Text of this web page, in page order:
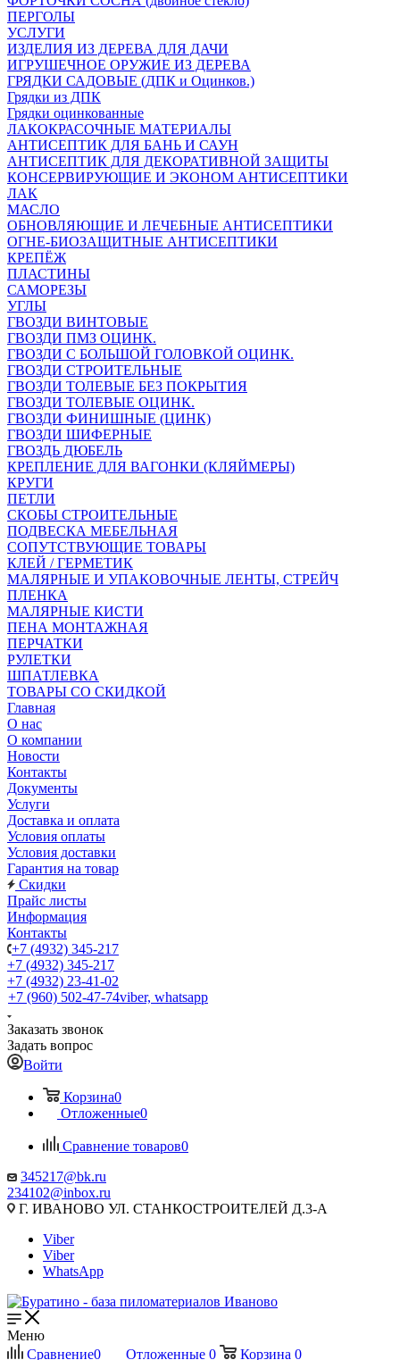
ПЕРГОЛЫ
УСЛУГИ
ИЗДЕЛИЯ ИЗ ДЕРЕВА ДЛЯ ДАЧИ
ИГРУШЕЧНОЕ ОРУЖИЕ ИЗ ДЕРЕВА
ГРЯДКИ САДОВЫЕ (ДПК и Оцинков.)
Грядки из ДПК
Грядки оцинкованные
ЛАКОКРАСОЧНЫЕ МАТЕРИАЛЫ
АНТИСЕПТИК ДЛЯ БАНЬ И САУН
АНТИСЕПТИК ДЛЯ ДЕКОРАТИВНОЙ ЗАЩИТЫ
КОНСЕРВИРУЮЩИЕ И ЭКОНОМ АНТИСЕПТИКИ
ЛАК
МАСЛО
ОБНОВЛЯЮЩИЕ И ЛЕЧЕБНЫЕ АНТИСЕПТИКИ
ОГНЕ-БИОЗАЩИТНЫЕ АНТИСЕПТИКИ
КРЕПЁЖ
ПЛАСТИНЫ
САМОРЕЗЫ
УГЛЫ
ГВОЗДИ ВИНТОВЫЕ
ГВОЗДИ ПМЗ ОЦИНК.
ГВОЗДИ С БОЛЬШОЙ ГОЛОВКОЙ ОЦИНК.
ГВОЗДИ СТРОИТЕЛЬНЫЕ
ГВОЗДИ ТОЛЕВЫЕ БЕЗ ПОКРЫТИЯ
ГВОЗДИ ТОЛЕВЫЕ ОЦИНК.
ГВОЗДИ ФИНИШНЫЕ (ЦИНК)
ГВОЗДИ ШИФЕРНЫЕ
ГВОЗДЬ ДЮБЕЛЬ
КРЕПЛЕНИЕ ДЛЯ ВАГОНКИ (КЛЯЙМЕРЫ)
КРУГИ
ПЕТЛИ
СКОБЫ СТРОИТЕЛЬНЫЕ
ПОДВЕСКА МЕБЕЛЬНАЯ
СОПУТСТВУЮЩИЕ ТОВАРЫ
КЛЕЙ / ГЕРМЕТИК
МАЛЯРНЫЕ И УПАКОВОЧНЫЕ ЛЕНТЫ, СТРЕЙЧ
ПЛЕНКА
МАЛЯРНЫЕ КИСТИ
ПЕНА МОНТАЖНАЯ
ПЕРЧАТКИ
РУЛЕТКИ
ШПАТЛЕВКА
ТОВАРЫ СО СКИДКОЙ
Главная
О нас
О компании
Новости
Контакты
Документы
Услуги
Доставка и оплата
Условия оплаты
Условия доставки
Гарантия на товар
Скидки
Прайс листы
Информация
Контакты
+7 (4932) 345-217
+7 (4932) 345-217
+7 (4932) 23-41-02
+7 (960) 502-47-74viber, whatsapp
Заказать звонок
Задать вопрос
Войти
Корзина0
Отложенные0
Сравнение товаров0
345217@bk.ru
234102@inbox.ru
Г. ИВАНОВО УЛ. СТАНКОСТРОИТЕЛЕЙ Д.3-А
Viber
Viber
WhatsApp
Меню
Сравнение0 Отложенные 0 Корзина 0